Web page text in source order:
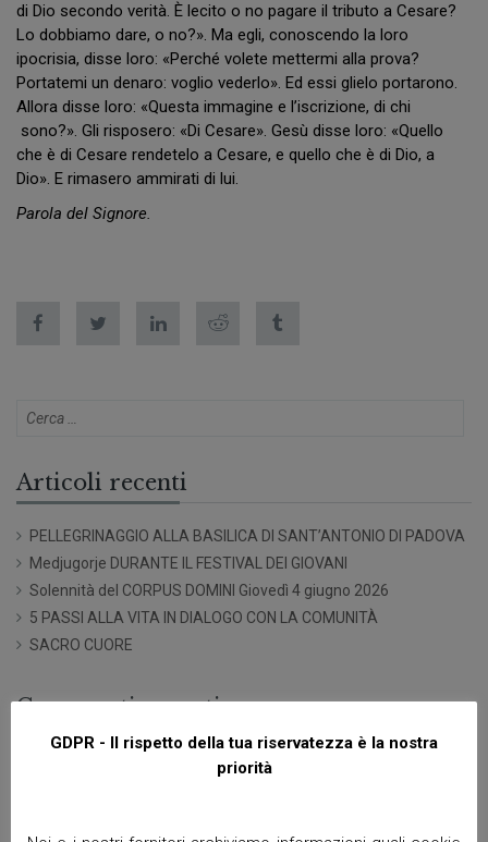
di Dio secondo verità. È lecito o no pagare il tributo a Cesare?
Lo dobbiamo dare, o no?». Ma egli, conoscendo la loro
ipocrisia, disse loro: «Perché volete mettermi alla prova?
Portatemi un denaro: voglio vederlo». Ed essi glielo portarono.
Allora disse loro: «Questa immagine e l’iscrizione, di chi
sono?». Gli risposero: «Di Cesare». Gesù disse loro: «Quello
che è di Cesare rendetelo a Cesare, e quello che è di Dio, a
Dio». E rimasero ammirati di lui.
Parola del Signore.
Articoli recenti
PELLEGRINAGGIO ALLA BASILICA DI SANT’ANTONIO DI PADOVA
Medjugorje DURANTE IL FESTIVAL DEI GIOVANI
Solennità del CORPUS DOMINI Giovedì 4 giugno 2026
5 PASSI ALLA VITA IN DIALOGO CON LA COMUNITÀ
SACRO CUORE
Commenti recenti
GDPR - Il rispetto della tua riservatezza è la nostra
priorità